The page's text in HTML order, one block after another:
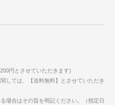
円とさせていただきます)
しては、【送料無料】とさせていただき
場合はその旨を明記ください。（指定日